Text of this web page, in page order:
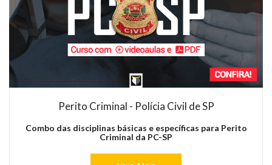
Perito Criminal - Polícia Civil de SP
Combo das disciplinas básicas e específicas para Perito
Criminal da PC-SP